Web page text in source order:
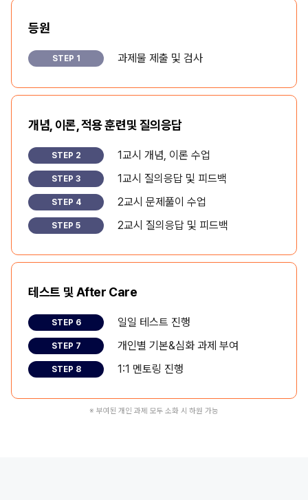
등원
STEP 1 과제물 제출 및 검사
개념, 이론, 적용 훈련및 질의응답
STEP 2 1교시 개념, 이론 수업
STEP 3 1교시 질의응답 및 피드백
STEP 4 2교시 문제풀이 수업
STEP 5 2교시 질의응답 및 피드백
테스트 및 After Care
STEP 6 일일 테스트 진행
STEP 7 개인별 기본&심화 과제 부여
STEP 8 1:1 멘토링 진행
※ 부여된 개인 과제 모두 소화 시 하원 가능